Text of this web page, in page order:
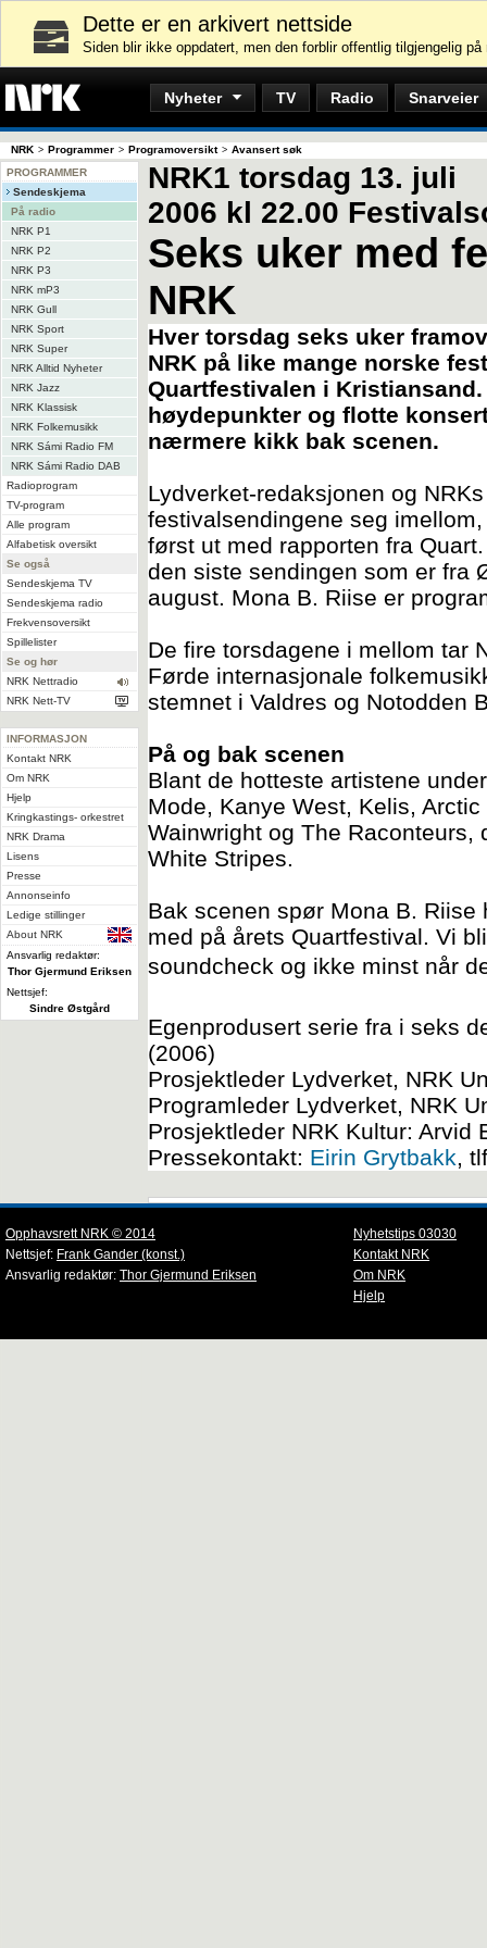
Dette er en arkivert nettside
Siden blir ikke oppdatert, men den forblir offentlig tilgjengelig
Nyheter TV Radio Snarveier
NRK > Programmer > Programoversikt > Avansert søk
NRK1 torsdag 13. juli
2006 kl 22.00
Seks uker med
NRK
Hver torsdag seks uker
NRK på like mange norske
Quartfestivalen i Kristiansand.
høydepunkter og flotte
nærmere kikk bak scenen.
Lydverket-redaksjonen og
festivalsendingene seg
først ut med rapporten fra
den siste sendingen som er fra
august. Mona B. Riise er
De fire torsdagene i mellom tar
Førde internasjonale
stemnet i Valdres og Notodden
På og bak scenen
Blant de hotteste artistene
Mode, Kanye West, Kelis,
Wainwright og The
White Stripes.
Bak scenen spør Mona B.
med på årets Quartfestival. Vi
soundcheck og ikke minst når
Egenprodusert serie fra i seks
(2006)
Prosjektleder Lydverket, NRK
Programleder Lydverket, NRK
Prosjektleder NRK Kultur: Arvid
Pressekontakt: Eirin Grytbakk,
PROGRAMMER
Sendeskjema
På radio
NRK P1
NRK P2
NRK P3
NRK mP3
NRK Gull
NRK Sport
NRK Super
NRK Alltid Nyheter
NRK Jazz
NRK Klassisk
NRK Folkemusikk
NRK Sámi Radio FM
NRK Sámi Radio DAB
Radioprogram
TV-program
Alle program
Alfabetisk oversikt
Se også
Sendeskjema TV
Sendeskjema radio
Frekvensoversikt
Spillelister
Se og hør
NRK Nettradio
NRK Nett-TV
INFORMASJON
Kontakt NRK
Om NRK
Hjelp
Kringkastings- orkestret
NRK Drama
Lisens
Presse
Annonseinfo
Ledige stillinger
About NRK
Ansvarlig redaktør:
Thor Gjermund Eriksen
Nettsjef:
Sindre Østgård
Opphavsrett NRK © 2014
Nettsjef: Frank Gander (konst.)
Ansvarlig redaktør: Thor Gjermund Eriksen
Nyhetstips 03030
Kontakt NRK
Om NRK
Hjelp